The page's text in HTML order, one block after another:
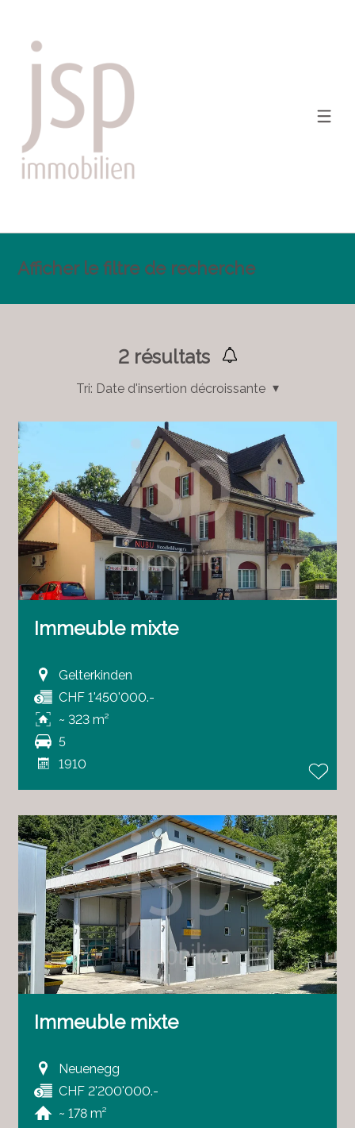
Afficher le filtre de recherche
2résultats
Tri: Date d'insertion décroissante
Immeuble mixte
Gelterkinden
CHF 1'450'000.-
~ 323 m²
5
1910
Immeuble mixte
Neuenegg
CHF 2'200'000.-
~ 178 m²